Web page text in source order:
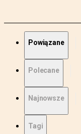
Powiązane
Polecane
Najnowsze
Tagi